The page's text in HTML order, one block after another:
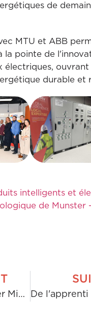
de
MTU et ABB
la pointe de
électriques, ouvrant
durable et
intelligents et
de Munster
Projet forestier Miyawaki de H&MV Engineering à l'école MMS, Hosur, Inde